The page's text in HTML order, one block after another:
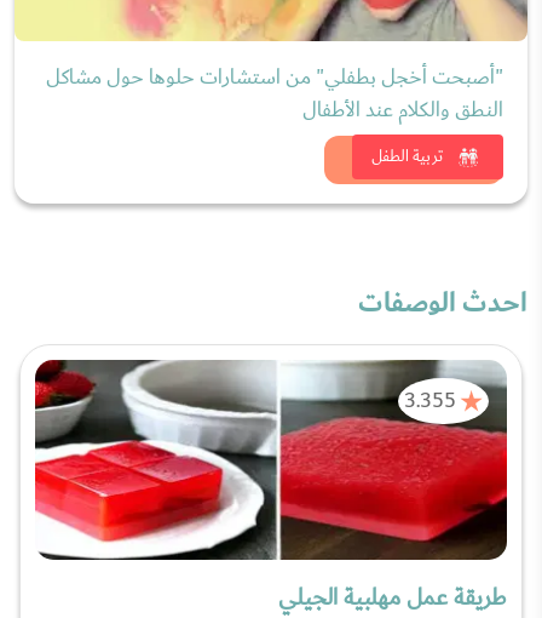
تربية الطفل
"أصبحت أخجل بطفلي" من استشارات حلوها حول مشاكل
النطق والكلام عند الأطفال
شاهد الان
احدث الوصفات
3.355
طريقة عمل مهلبية الجيلي